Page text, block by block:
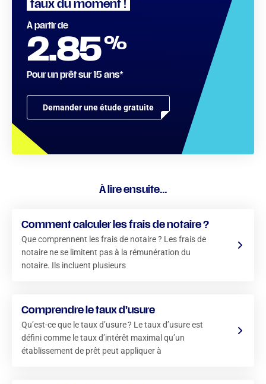
taux du moment !
Demander une étude gratuite
À partir de
2.85%
Pour un prêt sur 15 ans*
À lire ensuite...
Comment calculer les frais de notaire ?
Que comprennent les frais de notaire ? Les frais de
notaire ne se limitent pas à la rémunération du
notaire. Ils incluent plusieurs
Comprendre le taux d’usure
Qu’est-ce que le taux d’usure ? Le taux d’usure est
défini comme le taux d’intérêt maximal qu’un
établissement de prêt peut appliquer à